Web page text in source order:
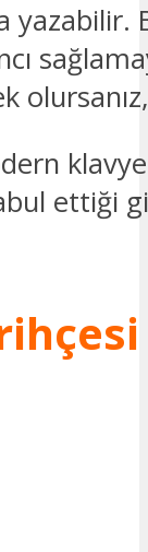
yazabilir.
ettiği